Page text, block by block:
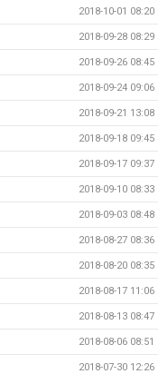
2018-10-01 08:20
2018-09-28 08:29
2018-09-26 08:45
2018-09-24 09:06
2018-09-21 13:08
2018-09-18 09:45
2018-09-17 09:37
2018-09-10 08:33
2018-09-03 08:48
2018-08-27 08:36
2018-08-20 08:35
2018-08-17 11:06
2018-08-13 08:47
2018-08-06 08:51
2018-07-30 12:26